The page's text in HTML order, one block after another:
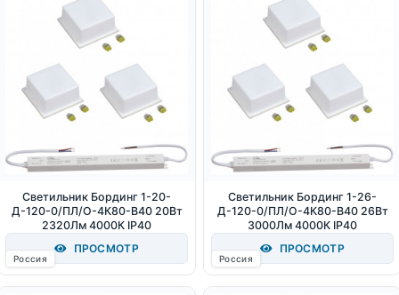
Светильник Бординг 1-20-
Д-120-0/ПЛ/О-4К80-В40 20Вт
2320Лм 4000К IP40
ПРОСМОТР
Россия
Светильник Бординг 1-26-
Д-120-0/ПЛ/О-4К80-В40 26Вт
3000Лм 4000К IP40
ПРОСМОТР
Россия